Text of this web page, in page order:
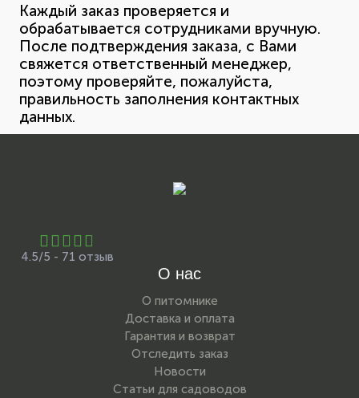
Каждый заказ проверяется и
обрабатывается сотрудниками вручную.
После подтверждения заказа, с Вами
свяжется ответственный менеджер,
поэтому проверяйте, пожалуйста,
правильность заполнения контактных
данных.
4.5/5 - 71 отзыв
О нас
О питомнике
Доставка и оплата
Гарантия и возврат
Отследить заказ
Новости
Статьи для садоводов